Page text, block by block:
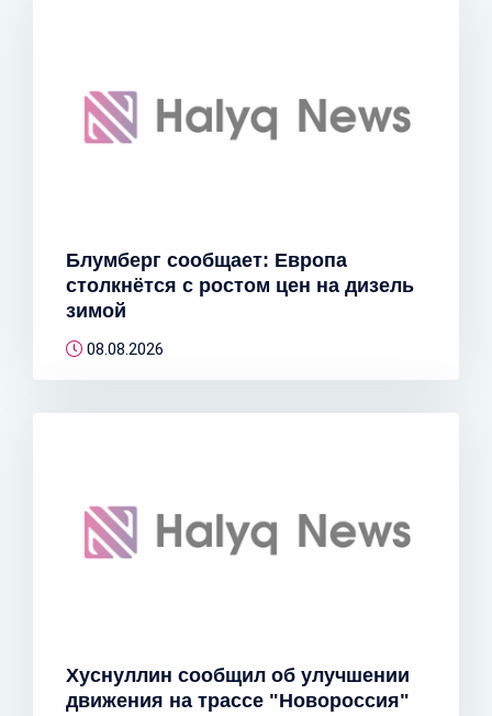
Блумберг сообщает: Европа
столкнётся с ростом цен на дизель
зимой
08.08.2026
Хуснуллин сообщил об улучшении
движения на трассе "Новороссия"